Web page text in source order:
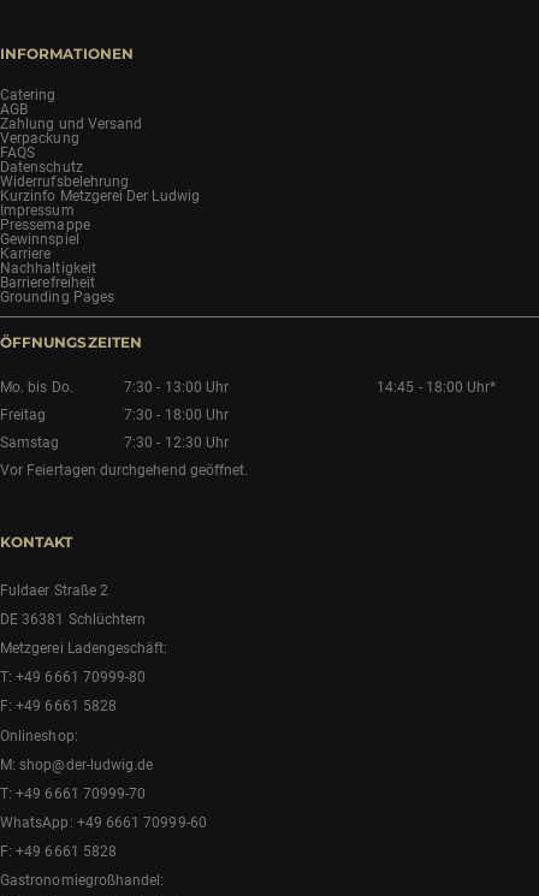
INFORMATIONEN
Catering
AGB
Zahlung und Versand
Verpackung
FAQS
Datenschutz
Widerrufsbelehrung
Kurzinfo Metzgerei Der Ludwig
Impressum
Pressemappe
Gewinnspiel
Karriere
Nachhaltigkeit
Barrierefreiheit
Grounding Pages
ÖFFNUNGSZEITEN
Mo. bis Do. 7:30 - 13:00 Uhr
14:45 - 18:00 Uhr*
Freitag
7:30 - 18:00 Uhr
Samstag
7:30 - 12:30 Uhr
Vor Feiertagen durchgehend geöffnet.
KONTAKT
Fuldaer Straße 2
DE 36381 Schlüchtern
Metzgerei Ladengeschäft:
T:+49 6661 70999-80
F: +49 6661 5828
Onlineshop:
M:shop@der-ludwig.de
T:+49 6661 70999-70
WhatsApp: +49 6661 70999-60
F: +49 6661 5828
Gastronomiegroßhandel: